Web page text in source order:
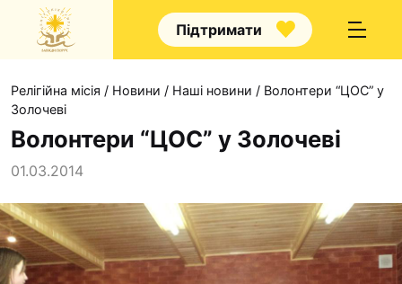
Підтримати
Капелани
Волонтерство
Наші напрямки
Релігійна місія / Новини / Наші новини / Волонтери “ЦОС” у
Золочеві
Волонтери “ЦОС” у Золочеві
01.03.2014